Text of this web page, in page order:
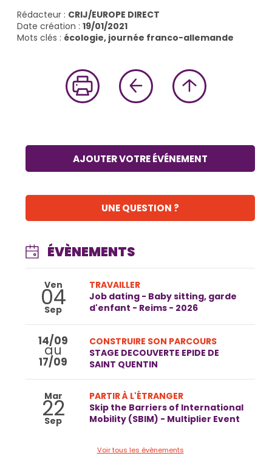
Rédacteur : CRIJ/EUROPE DIRECT
Date création : 19/01/2021
Mots clés : écologie, journée franco-allemande
AJOUTER VOTRE ÉVÉNEMENT
UNE QUESTION ?
ÉVÈNEMENTS
Ven
04
Sep
TRAVAILLER
Job dating - Baby sitting, garde
d'enfant - Reims - 2026
14/09
au
17/09
CONSTRUIRE SON PARCOURS
STAGE DECOUVERTE EPIDE DE
SAINT QUENTIN
Mar
22
Sep
PARTIR À L'ÉTRANGER
Skip the Barriers of International
Mobility (SBIM) - Multiplier Event
Voir tous les évènements